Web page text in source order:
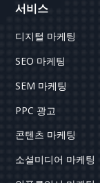
서비스
디지털 마케팅
SEO 마케팅
SEM 마케팅
PPC 광고
콘텐츠 마케팅
소셜미디어 마케팅